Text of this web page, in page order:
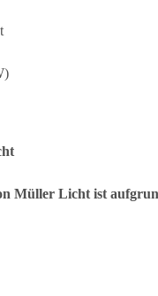
Müller Licht ist